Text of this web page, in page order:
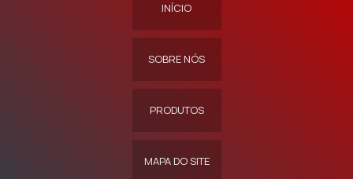
INÍCIO
SOBRE NÓS
PRODUTOS
MAPA DO SITE